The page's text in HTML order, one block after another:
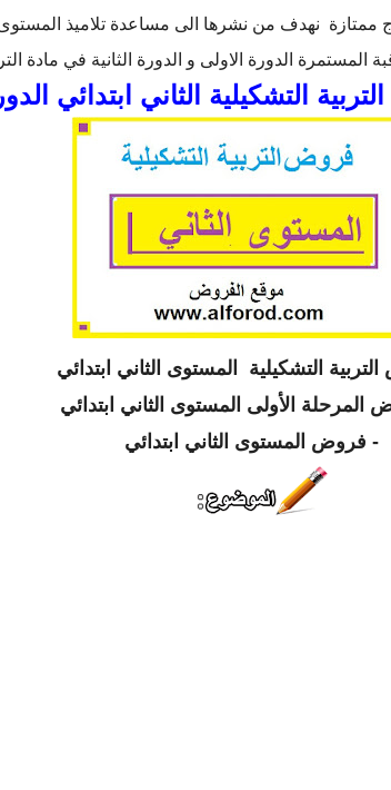
ممتازة نهدف من نشرها الى مساعدة تلاميذ المستوى
المستمرة الدورة الاولى و الدورة الثانية في مادة
التربية التشكيلية الثاني ابتدائي
التشكيلية المستوى الثاني ابتدائي
المرحلة الأولى المستوى الثاني ابتدائي
- فروض المستوى الثاني ابتدائي